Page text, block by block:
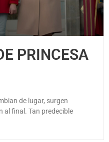
PRINCESA
de lugar, surgen
al final. Tan predecible